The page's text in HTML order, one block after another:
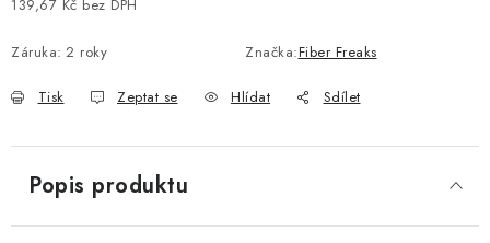
139,67 Kč bez DPH
Záruka: 2 roky Značka:Fiber Freaks
Tisk Zeptat se Hlídat Sdílet
Popis produktu